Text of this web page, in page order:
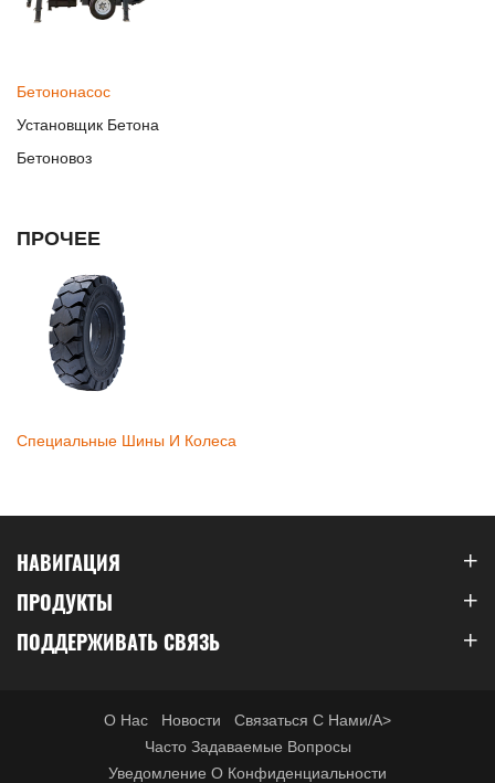
Бетононасос
Установщик Бетона
Бетоновоз
ПРОЧЕЕ
Специальные Шины И Колеса
НАВИГАЦИЯ
ПРОДУКТЫ
ПОДДЕРЖИВАТЬ СВЯЗЬ
О Нас Новости
Связаться С Нами/a>
Часто Задаваемые Вопросы
Уведомление О Конфиденциальности